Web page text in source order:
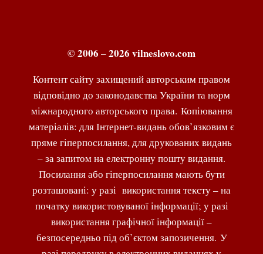
© 2006 – 2026 vilneslovo.com
Контент сайту захищений авторським правом
відповідно до законодавства України та норм
міжнародного авторського права. Копіювання
матеріалів: для Інтернет-видань обов’язковим є
пряме гіперпосилання, для друкованих видань
– за запитом на електронну пошту видання.
Посилання або гіперпосилання мають бути
розташовані: у разі використання тексту – на
початку використовуваної інформації; у разі
використання графічної інформації –
безпосередньо під об’єктом запозичення. У